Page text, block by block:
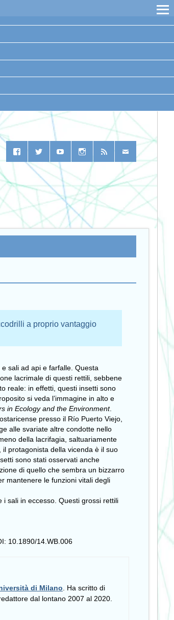
a proprio vantaggio
sali ad api e farfalle. Questa
lacrimale di questi rettili, sebbene
reale: in effetti, questi insetti sono
si veda l’immagine in alto e
in Ecology and the Environment.
presso il Río Puerto Viejo,
alle svariate altre condotte nello
della lacrifagia, saltuariamente
protagonista della vicenda è il suo
sono stati osservati anche
di quello che sembra un bizzarro
mantenere le funzioni vitali degli
i sali in eccesso. Questi grossi rettili
10.1890/14.WB.006
di Milano . Ha scritto di
dal lontano 2007 al 2020.